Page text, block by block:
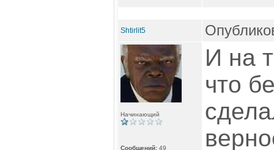
Shtirlit5
Начинающий
Сообщений: 49
И на
что